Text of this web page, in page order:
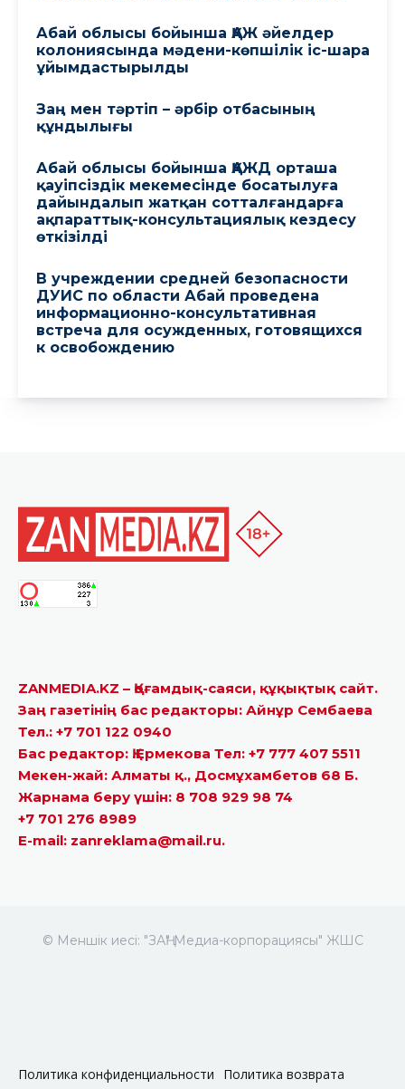
ZANMEDIA.KZ – Қоғамдық-саяси, құқықтық сайт.
Заң газетінің бас редакторы: Айнұр Сембаева
Тел.: +7 701 122 0940
Бас редактор: Қ.Ермекова Тел: +7 777 407 5511
Мекен-жай: Алматы қ., Досмұхамбетов 68 Б.
Жарнама беру үшін: 8 708 929 98 74
+7 701 276 8989
E-mail: zanreklama@mail.ru.
© Меншік иесі: "ЗАҢ" Медиа-корпорациясы" ЖШС
Политика конфиденциальности Политика возврата